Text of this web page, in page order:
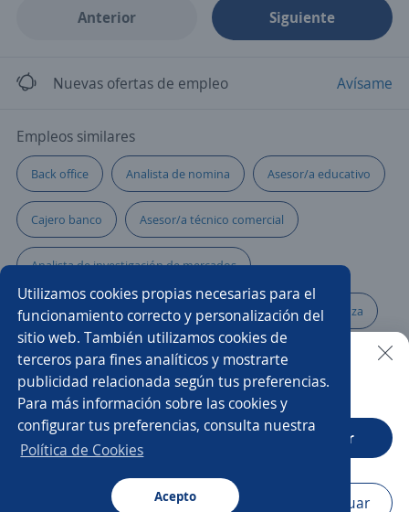
Anterior Siguiente
Nuevas ofertas de empleo Avísame
Empleos similares
Back office Analista de nomina Asesor/a educativo
Cajero banco Asesor/a técnico comercial
Analista de investigación de mercados
Ejecutivo/a de ventas Especialista de crédito y cobranza
Recepcionista atención al cliente Supervisor/a de ventas
Asesor comisionista Asesor/a call center ventas
Asesores/as de ventas
Asesora de ventas
Buscar es más fácil en la app
CT App Abrir
Navegador Continuar
Utilizamos cookies propias necesarias para el
funcionamiento correcto y personalización del
sitio web. También utilizamos cookies de
terceros para fines analíticos y mostrarte
publicidad relacionada según tus preferencias.
Para más información sobre las cookies y
configurar tus preferencias, consulta nuestra
Política de Cookies
Acepto